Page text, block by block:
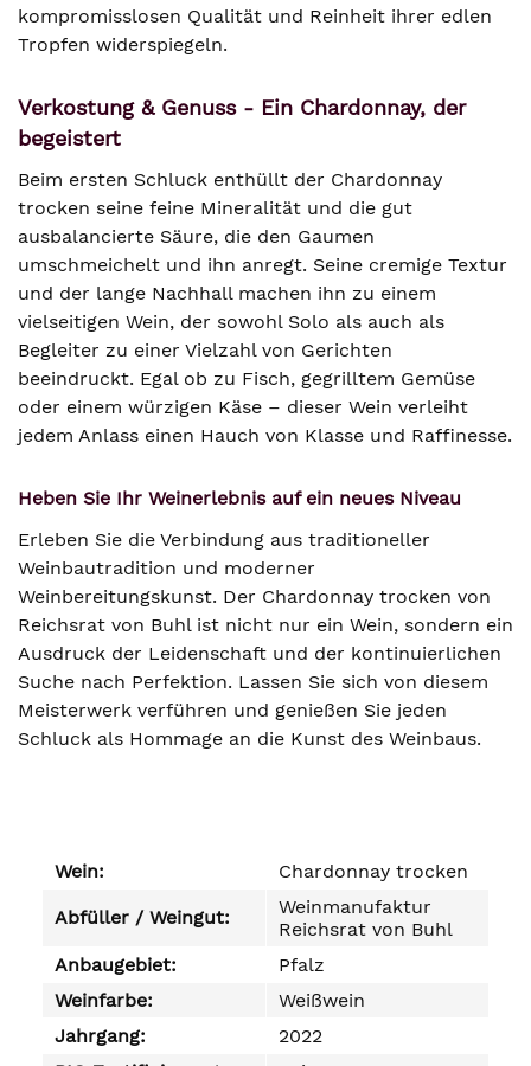
kompromisslosen Qualität und Reinheit ihrer edlen
Tropfen widerspiegeln.
Verkostung & Genuss - Ein Chardonnay, der
begeistert
Beim ersten Schluck enthüllt der Chardonnay
trocken seine feine Mineralität und die gut
ausbalancierte Säure, die den Gaumen
umschmeichelt und ihn anregt. Seine cremige Textur
und der lange Nachhall machen ihn zu einem
vielseitigen Wein, der sowohl Solo als auch als
Begleiter zu einer Vielzahl von Gerichten
beeindruckt. Egal ob zu Fisch, gegrilltem Gemüse
oder einem würzigen Käse – dieser Wein verleiht
jedem Anlass einen Hauch von Klasse und Raffinesse.
Heben Sie Ihr Weinerlebnis auf ein neues Niveau
Erleben Sie die Verbindung aus traditioneller
Weinbautradition und moderner
Weinbereitungskunst. Der Chardonnay trocken von
Reichsrat von Buhl ist nicht nur ein Wein, sondern ein
Ausdruck der Leidenschaft und der kontinuierlichen
Suche nach Perfektion. Lassen Sie sich von diesem
Meisterwerk verführen und genießen Sie jeden
Schluck als Hommage an die Kunst des Weinbaus.
Wein: Chardonnay trocken
Abfüller / Weingut:
Weinmanufaktur
Reichsrat von Buhl
Anbaugebiet:
Pfalz
Weinfarbe:
Weißwein
Jahrgang:
2022